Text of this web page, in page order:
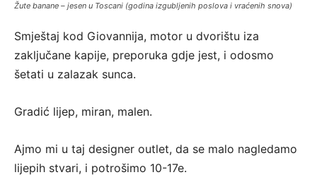
Žute banane – jesen u Toscani (godina izgubljenih poslova i vraćenih snova)
Smještaj kod Giovannija, motor u dvorištu iza
zaključane kapije, preporuka gdje jest, i odosmo
šetati u zalazak sunca.
Gradić lijep, miran, malen.
Ajmo mi u taj designer outlet, da se malo nagledamo
lijepih stvari, i potrošimo 10-17e.